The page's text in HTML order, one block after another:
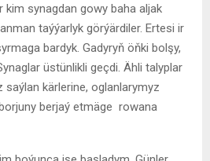
kim synagdan gowy baha aljak
taýýarlyk görýärdiler. Ertesi ir
bardyk. Gadyryň öňki bolşy,
üstünlikli geçdi. Ähli talyplar
kärlerine, oglanlarymyz
berjaý etmäge rowana